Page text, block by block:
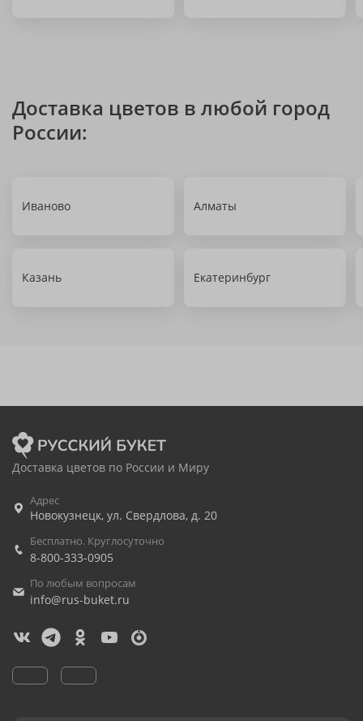
Доставка цветов в любой город
России:
Иваново Алматы
Казань Екатеринбург
Доставка цветов по России и Миру
Адрес
Новокузнецк, ул. Свердлова, д. 20
Бесплатно. Круглосуточно
8-800-333-0905
По любым вопросам
info@rus-buket.ru